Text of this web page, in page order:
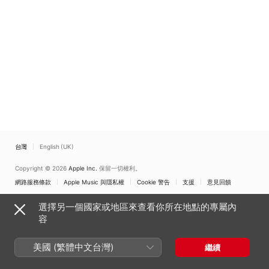
台灣 English (UK)
Copyright © 2026 Apple Inc. 保留一切權利。
網路服務條款
Apple Music 與隱私權 Cookie 警告 支援 意見回饋
選擇另一個國家或地區來查看你所在地點的專屬內
容
美國 (繁體中文台灣) 繼續